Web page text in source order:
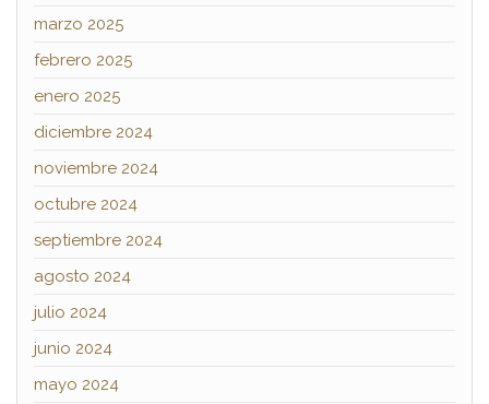
marzo 2025
febrero 2025
enero 2025
diciembre 2024
noviembre 2024
octubre 2024
septiembre 2024
agosto 2024
julio 2024
junio 2024
mayo 2024